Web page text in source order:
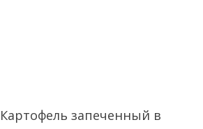
Картофель запеченный в